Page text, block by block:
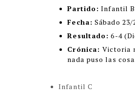
Partido: Infantil B
Fecha: Sábado
Resultado: 6-4
Crónica: Victoria
nada puso las
Infantil C